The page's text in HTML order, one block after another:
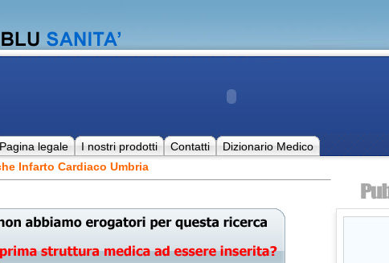
Pagina legale I nostri prodotti Contatti
Dizionario Medico
Infarto Cardiaco Umbria